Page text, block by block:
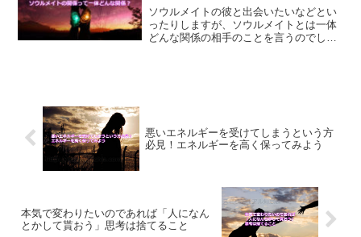
ソウルメイトの彼と出会いたいなどとい
ったりしますが、ソウルメイトとは一体
どんな関係の相手のことを言うのでしょ
悪いエネルギーを受けてしまうという方
必見！エネルギーを高く保ってみよう
本気で変わりたいのであれば「人になん
とかして貰おう」思考は捨てること